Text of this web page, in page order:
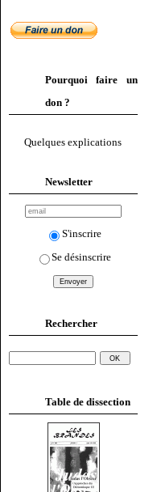
Pourquoi faire un
don ?
Quelques explications
Newsletter
S'inscrire
Se désinscrire
Rechercher
Table de dissection